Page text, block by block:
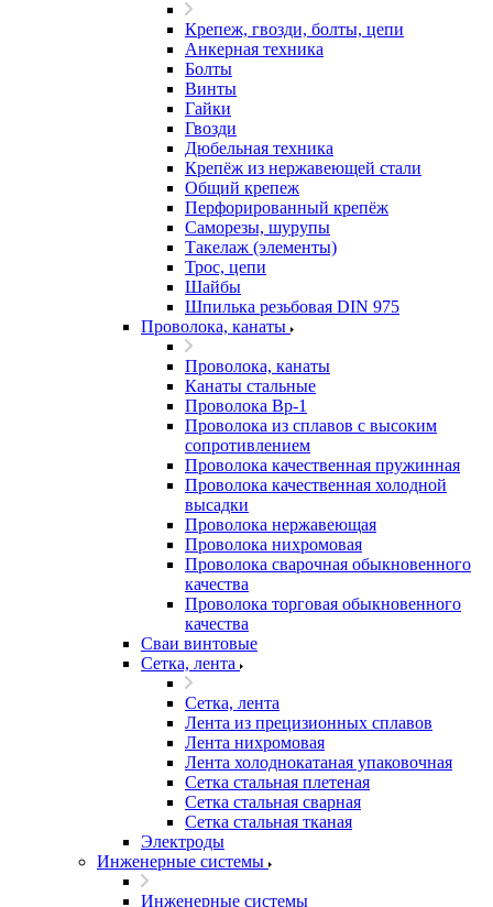
Крепеж, гвозди, болты, цепи
Анкерная техника
Болты
Винты
Гайки
Гвозди
Дюбельная техника
Крепёж из нержавеющей стали
Общий крепеж
Перфорированный крепёж
Саморезы, шурупы
Такелаж (элементы)
Трос, цепи
Шайбы
Шпилька резьбовая DIN 975
Проволока, канаты
Проволока, канаты
Канаты стальные
Проволока Вр-1
Проволока из сплавов с высоким
сопротивлением
Проволока качественная пружинная
Проволока качественная холодной
высадки
Проволока нержавеющая
Проволока нихромовая
Проволока сварочная обыкновенного
качества
Проволока торговая обыкновенного
качества
Сваи винтовые
Сетка, лента
Сетка, лента
Лента из прецизионных сплавов
Лента нихромовая
Лента холоднокатаная упаковочная
Сетка стальная плетеная
Сетка стальная сварная
Сетка стальная тканая
Электроды
Инженерные системы
Инженерные системы